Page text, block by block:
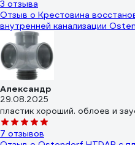
3 отзыва
Отзыв о Крестовина
внутренней канализации
110/110/110x87 115945
Александр
29.08.2025
пластик хороший. облоев и
7 отзывов